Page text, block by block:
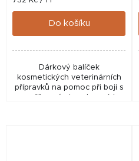
cena:
Do košíku
Dárkový balíček
kosmetických veterinárních
přípravků na pomoc při boji s